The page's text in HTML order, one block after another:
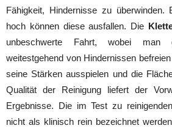
Fähigkeit, Hindernisse zu
hoch können diese ausfallen. Die
unbeschwerte Fahrt, wobei man
weitestgehend von Hindernissen
seine Stärken ausspielen und die
Qualität der Reinigung liefert der
Ergebnisse. Die im Test zu
nicht als klinisch rein bezeichnet